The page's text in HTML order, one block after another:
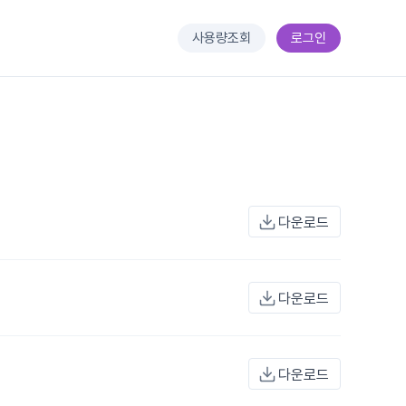
사용량조회 로그인
다운로드
다운로드
다운로드